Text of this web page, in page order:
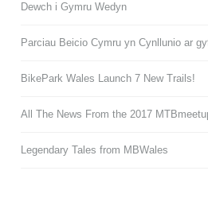
Dewch i Gymru Wedyn
Parciau Beicio Cymru yn Cynllunio ar
BikePark Wales Launch 7 New Trails!
All The News From the 2017
Legendary Tales from MBWales